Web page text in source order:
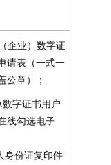
企业）数字证
请表（一式一
公章）；
数字证书用户
线勾选电子
身份证复印件